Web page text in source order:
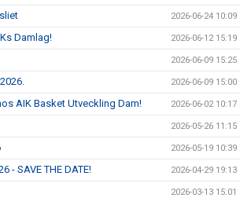
2026-06-24 10:09
Damlag! 2026-06-12 15:19
2026-06-09 15:25
2026-06-09 15:00
AIK Basket Utveckling Dam! 2026-06-02 10:17
2026-05-26 11:15
2026-05-19 10:39
- SAVE THE DATE! 2026-04-29 19:13
2026-03-13 15:01